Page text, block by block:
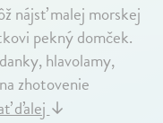
nájsť malej morskej
pekný domček.
hlavolamy,
zhotovenie
ďalej↓